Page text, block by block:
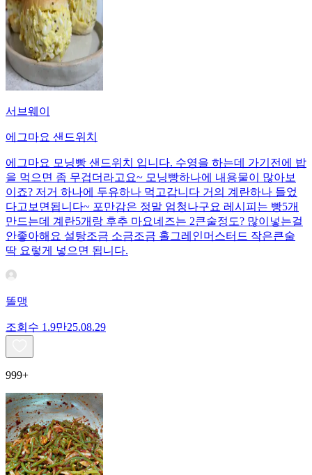
서브웨이
에그마요 샌드위치
에그마요 모닝빵 샌드위치 입니다. 수영을 하는데 가기전에 밥
을 먹으면 좀 무겁더라고요~ 모닝빵하나에 내용물이 많아보
이죠? 저거 하나에 두유하나 먹고갑니다 거의 계란하나 들었
다고보면됩니다~ 포만감은 정말 엄청나구요 레시피는 빵5개
만드는데 계란5개랑 후추 마요네즈는 2큰술정도? 많이넣는걸
안좋아해요 설탕조금 소금조금 홀그레인머스터드 작은큰술
딱 요렇게 넣으면 됩니다.
똘맹
조회수 1.9만25.08.29
999+